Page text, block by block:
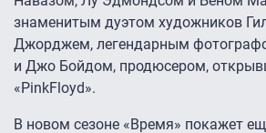
знаменитым дуэтом художников
Джорджем, легендарным
и Джо Бойдом, продюсером,
«PinkFloyd».
В новом сезоне «Время» покажет